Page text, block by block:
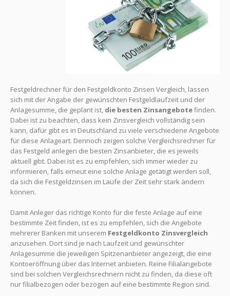
Festgeldrechner für den Festgeldkonto Zinsen Vergleich, lassen
sich mit der Angabe der gewünschten Festgeldlaufzeit und der
Anlagesumme, die geplant ist, die besten Zinsangebotefinden.
Dabei ist zu beachten, dass kein Zinsvergleich vollständig sein
kann, dafür gibt es in Deutschland zu viele verschiedene Angebote
für diese Anlageart. Dennoch zeigen solche Vergleichsrechner für
das Festgeld anlegen die besten Zinsanbieter, die es jeweils
aktuell gibt. Dabei ist es zu empfehlen, sich immer wieder zu
informieren, falls erneut eine solche Anlage getätigt werden soll,
da sich die Festgeldzinsen im Laufe der Zeit sehr stark ändern
können.
Damit Anleger das richtige Konto für die feste Anlage auf eine
bestimmte Zeit finden, ist es zu empfehlen, sich die Angebote
mehrerer Banken mit unserem Festgeldkonto Zinsvergleich
anzusehen. Dort sind je nach Laufzeit und gewünschter
Anlagesumme die jeweiligen Spitzenanbieter angezeigt, die eine
Kontoeröffnung über das Internet anbieten. Reine Filialangebote
sind bei solchen Vergleichsrechnern nicht zu finden, da diese oft
nur filialbezogen oder bezogen auf eine bestimmte Region sind.